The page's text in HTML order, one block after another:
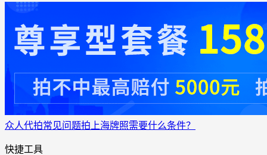
众人代拍常见问题拍上海牌照需要什么条件？
快捷工具